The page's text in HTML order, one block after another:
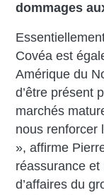
dommages
Covéa est
Amérique du
d’être présent
marchés
nous renforcer
», affirme
réassurance
d’affaires du